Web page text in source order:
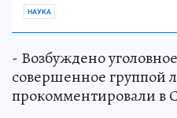
НАУКА
- Возбуждено
совершенное группой
прокомментировали